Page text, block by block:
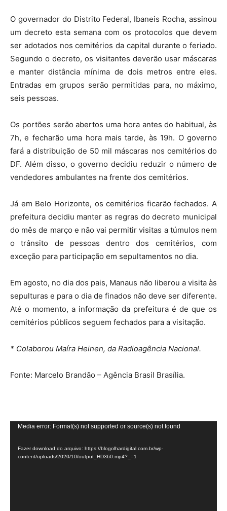
O governador do Distrito Federal, Ibaneis Rocha, assinou
um decreto esta semana com os protocolos que devem
ser adotados nos cemitérios da capital durante o feriado.
Segundo o decreto, os visitantes deverão usar máscaras
e manter distância mínima de dois metros entre eles.
Entradas em grupos serão permitidas para, no máximo,
seis pessoas.
Os portões serão abertos uma hora antes do habitual, às
7h, e fecharão uma hora mais tarde, às 19h. O governo
fará a distribuição de 50 mil máscaras nos cemitérios do
DF. Além disso, o governo decidiu reduzir o número de
vendedores ambulantes na frente dos cemitérios.
Já em Belo Horizonte, os cemitérios ficarão fechados. A
prefeitura decidiu manter as regras do decreto municipal
do mês de março e não vai permitir visitas a túmulos nem
o trânsito de pessoas dentro dos cemitérios, com
exceção para participação em sepultamentos no dia.
Em agosto, no dia dos pais, Manaus não liberou a visita às
sepulturas e para o dia de finados não deve ser diferente.
Até o momento, a informação da prefeitura é de que os
cemitérios públicos seguem fechados para a visitação.
* Colaborou Maíra Heinen, da Radioagência Nacional.
Fonte: Marcelo Brandão – Agência Brasil Brasília.
Tocador
vídeo
Media error: Format(s) not supported or source(s) not found
Fazer download do arquivo: https://blogolhardigital.com.br/wp-
content/uploads/2020/10/output_HD360.mp4?_=1